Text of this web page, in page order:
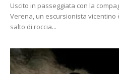
Uscito in passeggiata con la
Verena, un escursionista vicentino
salto di roccia...